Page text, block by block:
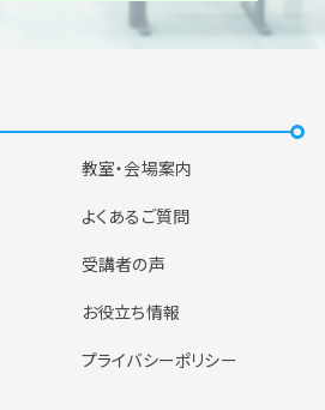
教室・会場案内
よくあるご質問
受講者の声
お役立ち情報
プライバシーポリシー